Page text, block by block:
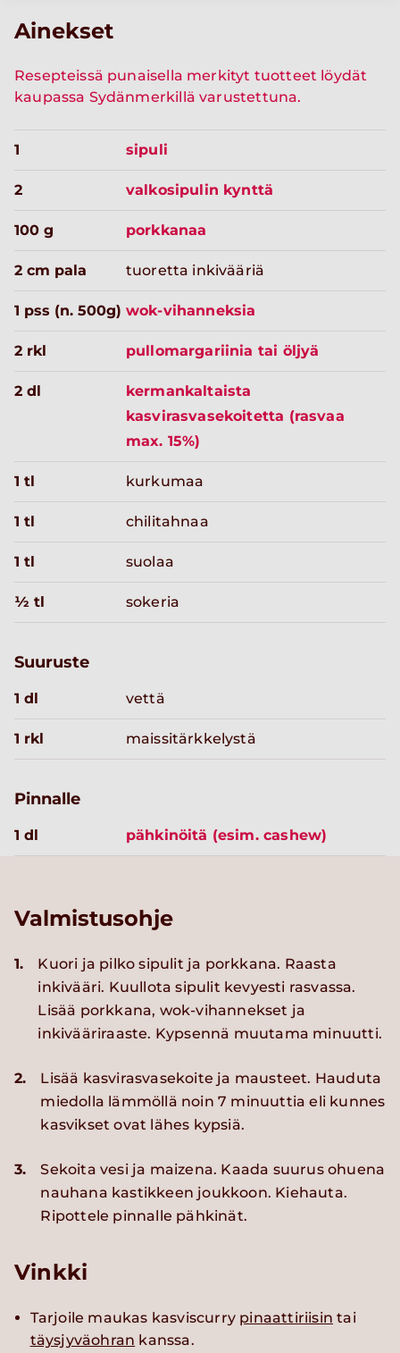
Ainekset
Resepteissä punaisella merkityt tuotteet löydät
kaupassa Sydänmerkillä varustettuna.
1 sipuli
2 valkosipulin kynttä
100 g porkkanaa
2 cm pala tuoretta inkivääriä
1 pss (n. 500g) wok-vihanneksia
2 rkl pullomargariinia tai öljyä
2 dl
kermankaltaista
kasvirasvasekoitetta (rasvaa
max. 15%)
1 tl kurkumaa
1 tl chilitahnaa
1 tl suolaa
½ tl sokeria
Suuruste
1 dl vettä
1 rkl maissitärkkelystä
Pinnalle
1 dl pähkinöitä (esim. cashew)
Valmistusohje
1.
Kuori ja pilko sipulit ja porkkana. Raasta
inkivääri. Kuullota sipulit kevyesti rasvassa.
Lisää porkkana, wok-vihannekset ja
inkivääriraaste. Kypsennä muutama minuutti.
2.
Lisää kasvirasvasekoite ja mausteet. Hauduta
miedolla lämmöllä noin 7 minuuttia eli kunnes
kasvikset ovat lähes kypsiä.
3.
Sekoita vesi ja maizena. Kaada suurus ohuena
nauhana kastikkeen joukkoon. Kiehauta.
Ripottele pinnalle pähkinät.
Vinkki
Tarjoile maukas kasviscurry pinaattiriisin tai
täysjyväohran kanssa.